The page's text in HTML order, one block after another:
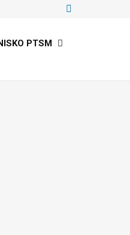
PTSM